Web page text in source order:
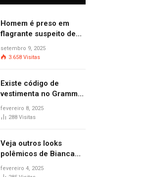
Homem é preso em
flagrante suspeito de
provocar dois incêndios
criminosos no mesmo
setembro 9, 2025
3.658 Visitas
Existe código de
vestimenta no Grammy?
Questionamento surgiu
após Bianca Censori,
premiação
fevereiro 8, 2025
288 Visitas
Veja outros looks
polêmicos de Bianca
Censori, esposa de
Kanye West que
fevereiro 4, 2025